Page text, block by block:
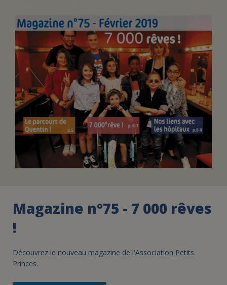
FAIRE UN DON
ASSURANCE VIE/LEGS
ESPACE PRESSE
JE DEVIENS
BÉNÉVOLE
DEVENIR
UN PETIT PRINCE
Magazine n°75 - 7 000 rêves
!
Découvrez le nouveau magazine de l'Association Petits
Princes.